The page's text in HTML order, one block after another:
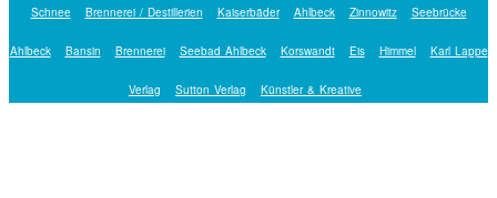
Schnee Brennerei / Destillerien Kaiserbäder Ahlbeck Zinnowitz Seebrücke
Ahlbeck Bansin Brennerei Seebad Ahlbeck Korswandt Eis Himmel Karl Lappe
Verlag Sutton Verlag Künstler & Kreative